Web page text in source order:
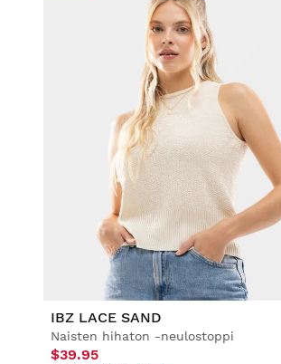
IBZ LACE SAND
Naisten hihaton -neulostoppi
$39.95